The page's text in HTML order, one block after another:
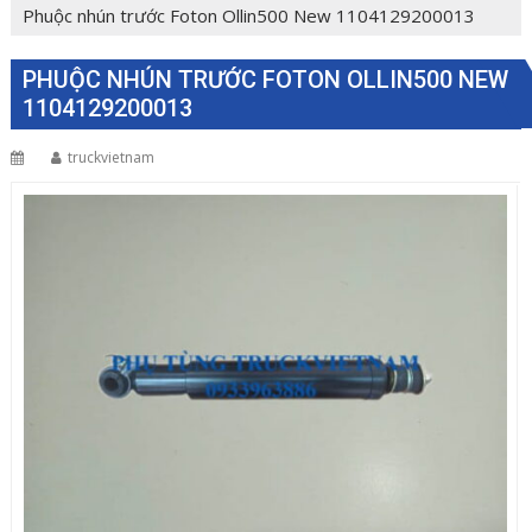
Phuộc nhún trước Foton Ollin500 New 1104129200013
PHUỘC NHÚN TRƯỚC FOTON OLLIN500 NEW
1104129200013
truckvietnam